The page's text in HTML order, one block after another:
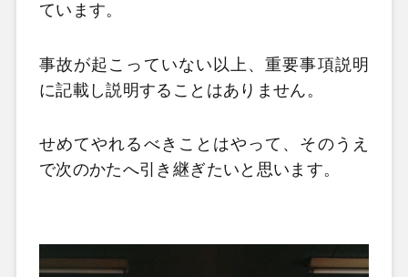
ています。
事故が起こっていない以上、重要事項説明
に記載し説明することはありません。
せめてやれるべきことはやって、そのうえ
で次のかたへ引き継ぎたいと思います。